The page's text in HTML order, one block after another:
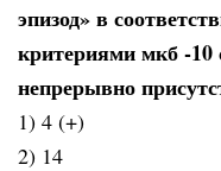
эпизод» в
критериями мкб -
непрерывно
1) 4 (+)
2) 14